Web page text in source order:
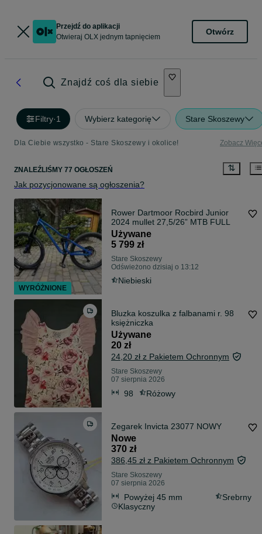
Przejdź do aplikacji
Otwieraj OLX jednym tapnięciem
Otwórz
Znajdź coś dla siebie
Filtry·1 Wybierz kategorię Stare Skoszewy
Dla Ciebie wszystko - Stare Skoszewy i okolice! Zobacz
ZNALEŹLIŚMY 77 OGŁOSZEŃ
Jak pozycjonowane są ogłoszenia?
Rower Dartmoor Rocbird Junior
2024 mullet 27,5/26” MTB FULL
Używane
5 799 zł
Stare Skoszewy
Odświeżono dzisiaj o 13:12
Niebieski
Bluzka koszulka z falbanami r. 98
księżniczka
Używane
20 zł
24,20 zł z Pakietem Ochronnym
Stare Skoszewy
07 sierpnia 2026
98 Różowy
Zegarek Invicta 23077 NOWY
Nowe
370 zł
386,45 zł z Pakietem Ochronnym
Stare Skoszewy
07 sierpnia 2026
Powyżej 45 mm
Srebrny
Klasyczny
WYRÓŻNIONE